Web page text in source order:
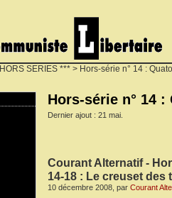
SERIES *** > Hors-série n° 14 :
Hors-série n° 14
Dernier ajout : 21 mai.
Courant Alternatif -
14-18 : Le creuset des
10 décembre 2008, par Courant